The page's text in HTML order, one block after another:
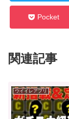
Pocket
関連記事
ウイイレアプリ